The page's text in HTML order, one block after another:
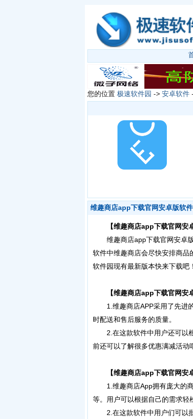
您的位置 极速软件园 -> 安卓软件
维趣商店app下载官网安卓版软
【维趣商店app下载官网安
维趣商店app下载官网安卓版
软件中维趣商店会尽快安排商品
软件园现有最新版本快来下载吧！
【维趣商店app下载官网安卓
1.维趣商店APP采用了先进的
时配送和售后服务的质量。
2.在这款软件中用户还可以根
前还可以了解很多优惠满减活动
【维趣商店app下载官网安卓
1.维趣商店App拥有庞大的商
等。用户可以根据自己的需求轻
2.在这款软件中用户们可以批